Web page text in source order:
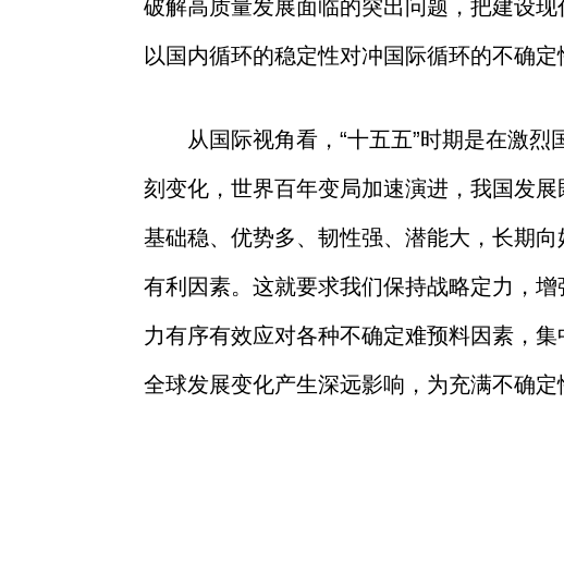
破解高质量发展面临的突出问题，把建设
以国内循环的稳定性对冲国际循环的不确
从国际视角看，“十五五”时期是在激
刻变化，世界百年变局加速演进，我国发
基础稳、优势多、韧性强、潜能大，长期
有利因素。这就要求我们保持战略定力，
力有序有效应对各种不确定难预料因素，
全球发展变化产生深远影响，为充满不确定